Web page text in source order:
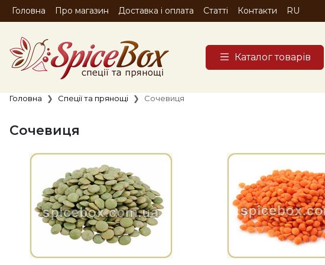
Головна Про магазин Доставка і оплата Статті Контакти RU
Каталог товарів
Головна Спеції та прянощі Сочевиця
Сочевиця